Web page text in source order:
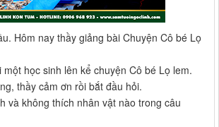
Hôm nay thầy giảng bài Chuyện Cô bé Lọ
học sinh lên kể chuyện Cô bé Lọ lem.
thầy cảm ơn rồi bắt đầu hỏi.
và không thích nhân vật nào trong câu